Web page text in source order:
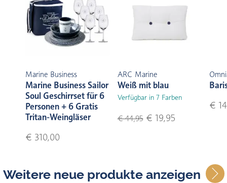
Marine Business
Marine Business Sailor
Soul Geschirrset für 6
Personen + 6 Gratis
Tritan-Weingläser
€ 310,00
ARC Marine
Weiß mit blau
Verfügbar in 7 Farben
€ 44,95€ 19,95
€
Weitere neue produkte anzeigen